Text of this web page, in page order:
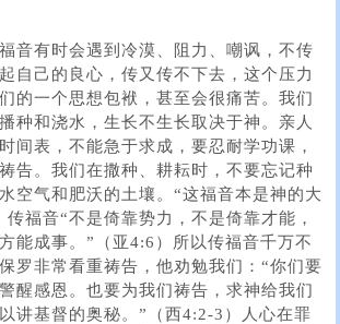
音有时会遇到冷漠、阻力、嘲讽，不传
自己的良心，传又传不下去，这个压力
的一个思想包袱，甚至会很痛苦。我们
种和浇水，生长不生长取决于神。亲人
间表，不能急于求成，要忍耐学功课，
告。我们在撒种、耕耘时，不要忘记种
空气和肥沃的土壤。“这福音本是神的大
福音“不是倚靠势力，不是倚靠才能，
能成事。”（亚4:6）所以传福音千万不
罗非常看重祷告，他劝勉我们：“你们要
醒感恩。也要为我们祷告，求神给我们
讲基督的奥秘。”（西4:2-3）人心在罪